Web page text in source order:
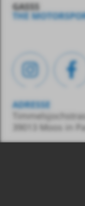
GASSS
THE
ADRESSE
39013 Moos in